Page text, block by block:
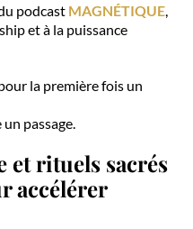
podcast MAGNÉTIQUE,
et à la puissance
la première fois un
passage.
et rituels sacrés
accélérer